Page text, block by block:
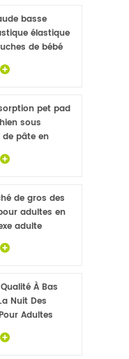
basse
élastique
de bébé
pet pad
sous
pâte en
tissé animaux
de gros
de gros des
adultes en
adulte
couches-
gratuits
À Bas
Nuit Des
Adultes